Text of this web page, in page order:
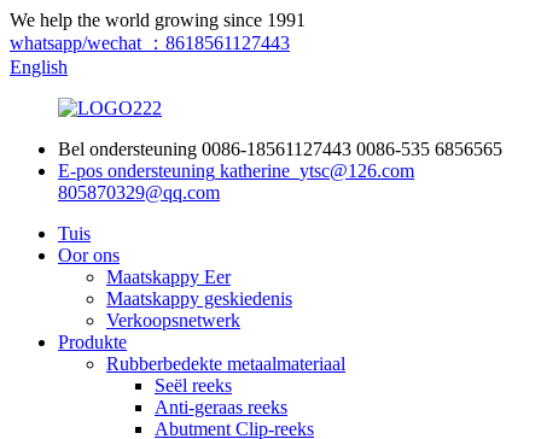
We help the world growing since 1991
whatsapp/wechat ：8618561127443
English
Bel ondersteuning 0086-18561127443 0086-535 6856565
E-pos ondersteuning katherine_ytsc@126.com
805870329@qq.com
Tuis
Oor ons
Maatskappy Eer
Maatskappy geskiedenis
Verkoopsnetwerk
Produkte
Rubberbedekte metaalmateriaal
Seël reeks
Anti-geraas reeks
Abutment Clip-reeks